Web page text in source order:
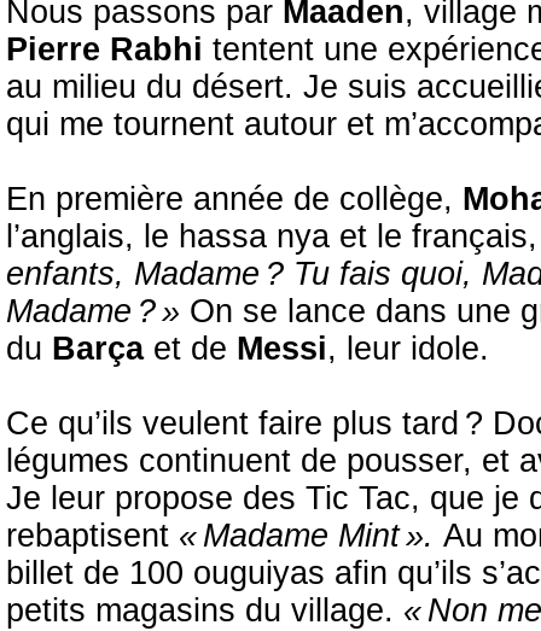
Nous passons par Maaden, village
Pierre Rabhi tentent une
au milieu du désert. Je suis
qui me tournent autour et
En première année de collège,
l’anglais, le hassa nya et le
enfants, Madame ? Tu fais quoi,
Madame ? » On se lance dans une
du Barça et de Messi, leur idole.
Ce qu’ils veulent faire plus tard ?
légumes continuent de pousser, et
Je leur propose des Tic Tac, que
rebaptisent « Madame Mint ». Au
billet de 100 ouguiyas afin qu’ils
petits magasins du village. « Non